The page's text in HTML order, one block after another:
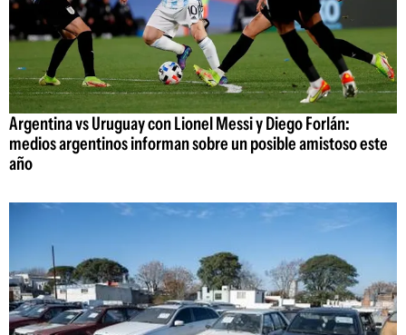
Argentina vs Uruguay con Lionel Messi y Diego Forlán:
medios argentinos informan sobre un posible amistoso este
año